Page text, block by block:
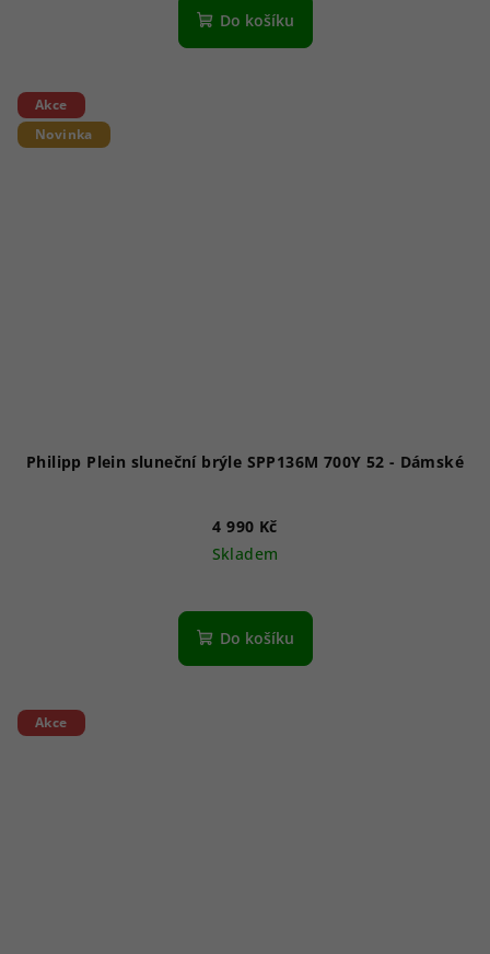
Do košíku
Akce
Novinka
Philipp Plein sluneční brýle SPP136M 700Y 52 - Dámské
4 990 Kč
Skladem
Do košíku
Akce